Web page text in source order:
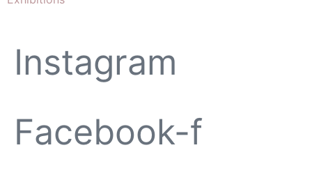
Instagram
Facebook-f